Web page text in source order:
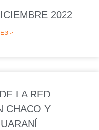
2022
>
LA RED
CHACO Y